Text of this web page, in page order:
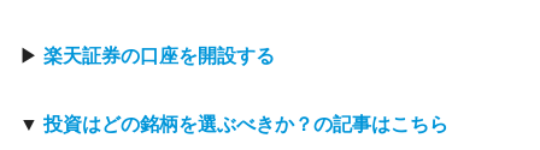
▶ 楽天証券の口座を開設する
▼投資はどの銘柄を選ぶべきか？の記事はこちら